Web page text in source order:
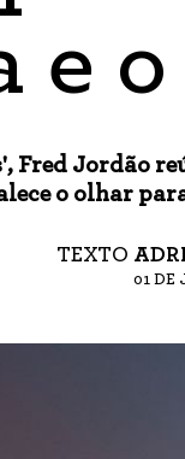
e
Fred Jordão
o olhar
TEXTO
01 DE